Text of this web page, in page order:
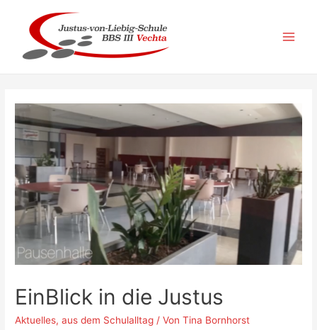
springen
EinBlick in die Justus
Aktuelles,aus dem Schulalltag / VonTina Bornhorst